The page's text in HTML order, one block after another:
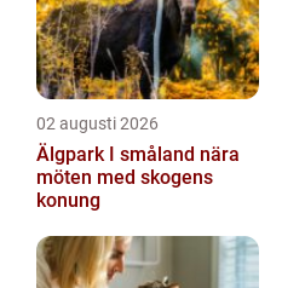
02 augusti 2026
Älgpark I småland nära
möten med skogens
konung